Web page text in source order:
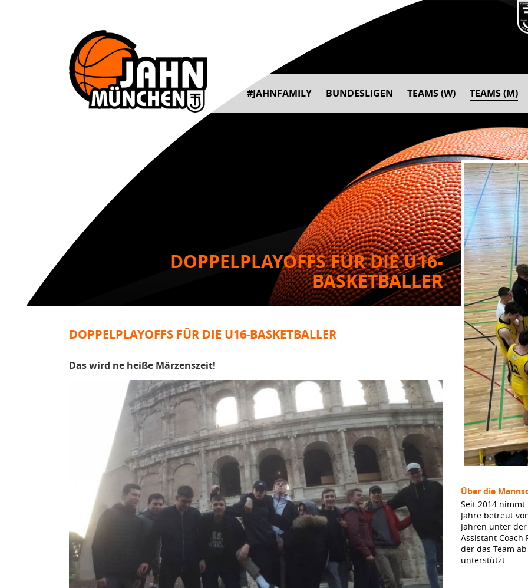
#JAHNFAMILY BUNDESLIGEN TEAMS (W) TEAMS (M)
DOPPELPLAYOFFS FÜR DIE U16-
BASKETBALLER
DOPPELPLAYOFFS FÜR DIE U16-BASKETBALLER
Das wird ne heiße Märzenszeit!
Über die
Seit 2014 nimmt
Jahre betreut
Jahren unter
Assistant Coach
der das Team
unterstützt.